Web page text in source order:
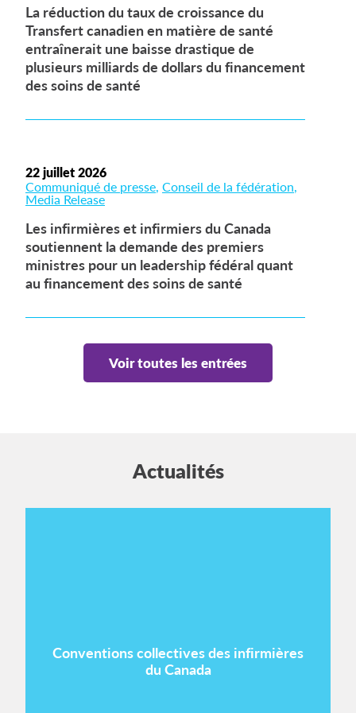
La réduction du taux de croissance du
Transfert canadien en matière de santé
entraînerait une baisse drastique de
plusieurs milliards de dollars du financement
des soins de santé
22 juillet 2026
Communiqué de presse Conseil de la fédération
Media Release
Les infirmières et infirmiers du Canada
soutiennent la demande des premiers
ministres pour un leadership fédéral quant
au financement des soins de santé
Voir toutes les entrées
Actualités
Conventions collectives des infirmières
du Canada